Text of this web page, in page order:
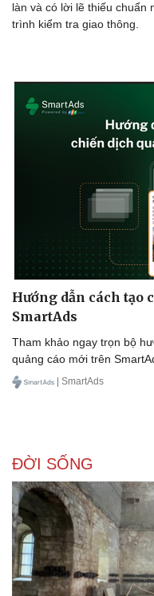
làn và có lời lẽ thiếu chuẩn
trình kiểm tra giao thông.
Hướng dẫn cách tạo
SmartAds
Tham khảo ngay trọn bộ
quảng cáo mới trên
| SmartAds
ĐỜI SỐNG